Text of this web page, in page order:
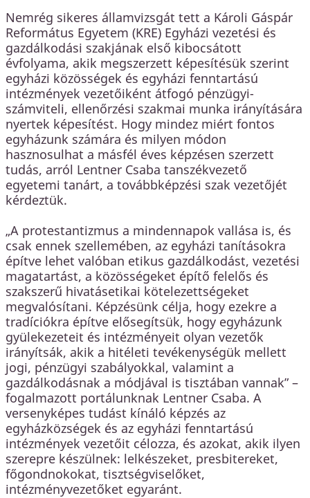
Nemrég sikeres államvizsgát tett a Károli Gáspár
Református Egyetem (KRE) Egyházi vezetési és
gazdálkodási szakjának első kibocsátott
évfolyama, akik megszerzett képesítésük szerint
egyházi közösségek és egyházi fenntartású
intézmények vezetőiként átfogó pénzügyi-
számviteli, ellenőrzési szakmai munka irányítására
nyertek képesítést. Hogy mindez miért fontos
egyházunk számára és milyen módon
hasznosulhat a másfél éves képzésen szerzett
tudás, arról Lentner Csaba tanszékvezető
egyetemi tanárt, a továbbképzési szak vezetőjét
kérdeztük.
„A protestantizmus a mindennapok vallása is, és
csak ennek szellemében, az egyházi tanításokra
építve lehet valóban etikus gazdálkodást, vezetési
magatartást, a közösségeket építő felelős és
szakszerű hivatásetikai kötelezettségeket
megvalósítani. Képzésünk célja, hogy ezekre a
tradíciókra építve elősegítsük, hogy egyházunk
gyülekezeteit és intézményeit olyan vezetők
irányítsák, akik a hitéleti tevékenységük mellett
jogi, pénzügyi szabályokkal, valamint a
gazdálkodásnak a módjával is tisztában vannak” –
fogalmazott portálunknak Lentner Csaba. A
versenyképes tudást kínáló képzés az
egyházközségek és az egyházi fenntartású
intézmények vezetőit célozza, és azokat, akik ilyen
szerepre készülnek: lelkészeket, presbitereket,
főgondnokokat, tisztségviselőket,
intézményvezetőket egyaránt.